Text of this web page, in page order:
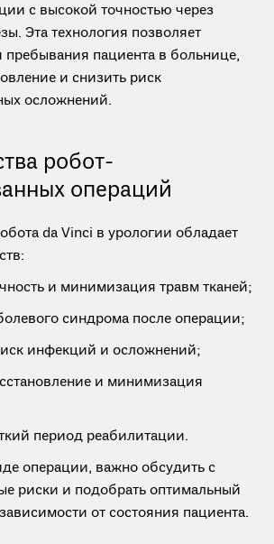
с высокой точностью через
Эта технология позволяет
пациента в больнице,
и снизить риск
осложнений.
робот-
операций
da Vinci в урологии обладает
и минимизация травм тканей;
синдрома после операции;
инфекций и осложнений;
и минимизация
период реабилитации.
операции, важно обсудить с
риски и подобрать оптимальный
от состояния пациента.